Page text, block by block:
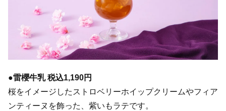
●雷櫻牛乳 税込1,190円
桜をイメージしたストロベリーホイップクリームやフィア
ンティーヌを飾った、紫いもラテです。